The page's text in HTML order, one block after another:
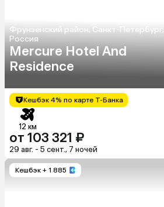
Фрунзенский район, Санкт-Петербург,
Россия
Mercure Hotel And
Residence
Кешбэк 4% по карте Т-Банка
12 км
от 103 321 ₽
29 авг. - 5 сент., 7 ночей
Кешбэк + 1 885